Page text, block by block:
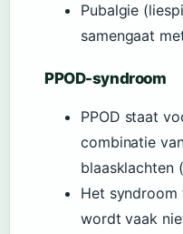
Pubalgie
samengaat
PPOD-syndroom
PPOD staat
combinatie
blaasklachten (
Het syndroom
wordt vaak